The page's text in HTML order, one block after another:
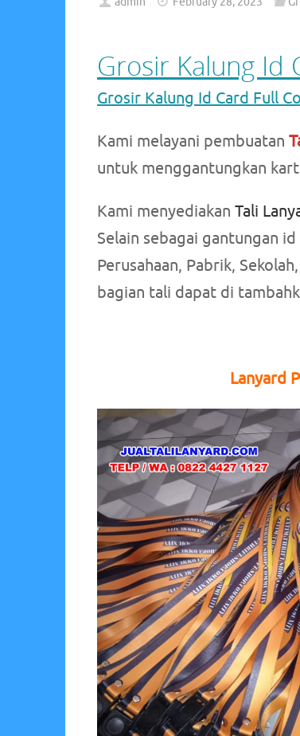
Grosir Kalung Id
Grosir Kalung Id Card Full
Kami melayani pembuatan
untuk menggantungkan
Kami menyediakan Tali
Selain sebagai gantungan
Perusahaan, Pabrik,
bagian tali dapat di
Lanyard